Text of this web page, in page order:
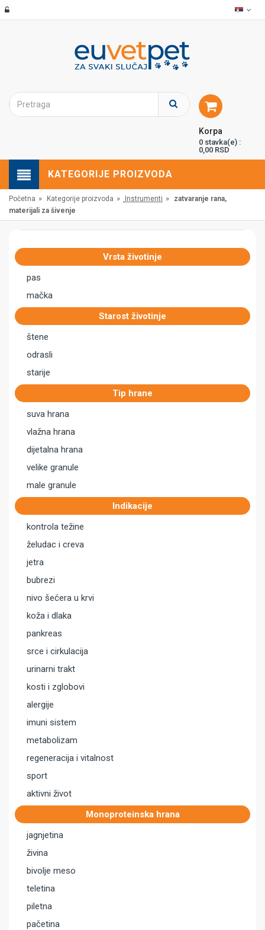
Korpa
0 stavka(e) :
0,00 RSD
KATEGORIJE PROIZVODA
Početna » Kategorije proizvoda » Instrumenti »
zatvaranje rana,
materijali za šivenje
Vrsta životinje
pas
mačka
Starost životinje
štene
odrasli
starije
Tip hrane
suva hrana
vlažna hrana
dijetalna hrana
velike granule
male granule
Indikacije
kontrola težine
želudac i creva
jetra
bubrezi
nivo šećera u krvi
koža i dlaka
pankreas
srce i cirkulacija
urinarni trakt
kosti i zglobovi
alergije
imuni sistem
metabolizam
regeneracija i vitalnost
sport
aktivni život
Monoproteinska hrana
jagnjetina
živina
bivolje meso
teletina
piletna
pačetina